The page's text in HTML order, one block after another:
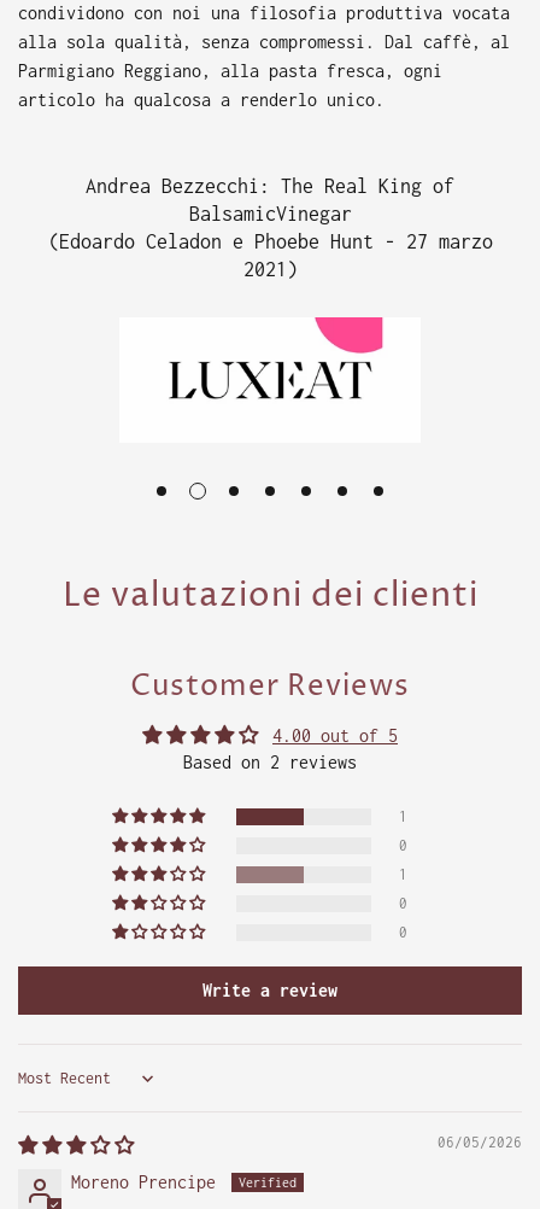
condividono con noi una filosofia produttiva vocata
alla sola qualità, senza compromessi. Dal caffè, al
Parmigiano Reggiano, alla pasta fresca, ogni
articolo ha qualcosa a renderlo unico.
Andrea Bezzecchi: The Real King of
BalsamicVinegar
(Edoardo Celadon e Phoebe Hunt - 27 marzo
2021)
Le valutazioni dei clienti
Customer Reviews
4.00 out of 5
Based on 2 reviews
1
0
1
0
0
Write a review
Sort by
06/05/2026
Moreno Prencipe